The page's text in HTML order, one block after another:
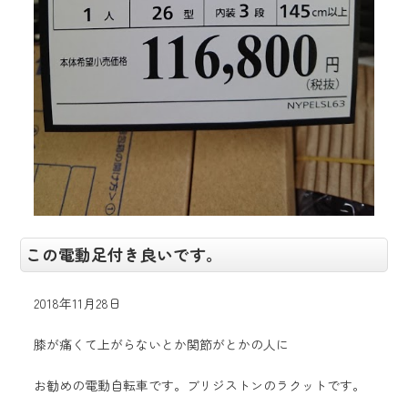
この電動足付き良いです。
2018年11月28日
膝が痛くて上がらないとか関節がとかの人に
お勧めの電動自転車です。ブリジストンのラクットです。